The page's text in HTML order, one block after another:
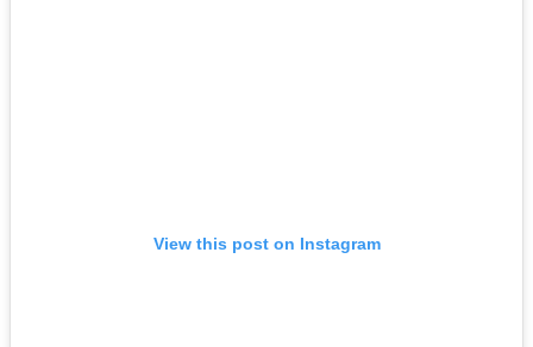
View this post on Instagram